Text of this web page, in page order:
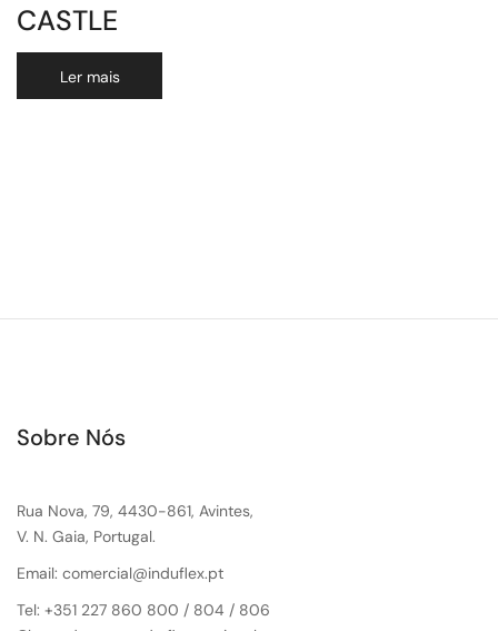
CASTLE
Ler mais
Sobre Nós
Rua Nova, 79, 4430-861, Avintes,
V. N. Gaia, Portugal.
Email: comercial@induflex.pt
Tel: +351 227 860 800 / 804 / 806